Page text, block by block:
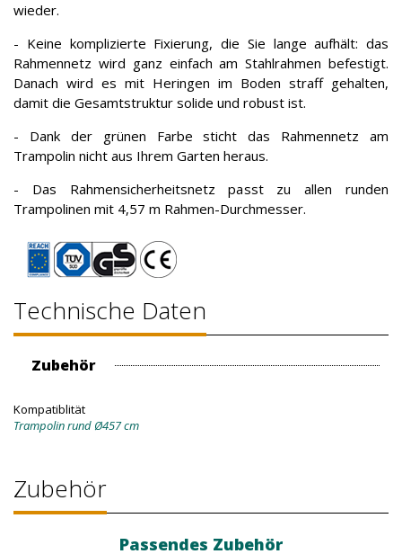
wieder.
- Keine komplizierte Fixierung, die Sie lange aufhält: das
Rahmennetz wird ganz einfach am Stahlrahmen befestigt.
Danach wird es mit Heringen im Boden straff gehalten,
damit die Gesamtstruktur solide und robust ist.
- Dank der grünen Farbe sticht das Rahmennetz am
Trampolin nicht aus Ihrem Garten heraus.
- Das Rahmensicherheitsnetz passt zu allen runden
Trampolinen mit 4,57 m Rahmen-Durchmesser.
Technische Daten
Zubehör
Kompatiblität
Trampolin rund Ø457 cm
Zubehör
Passendes Zubehör